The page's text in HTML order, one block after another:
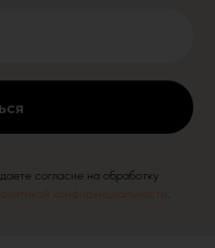
согласие на обработку
политикой конфиденциальности